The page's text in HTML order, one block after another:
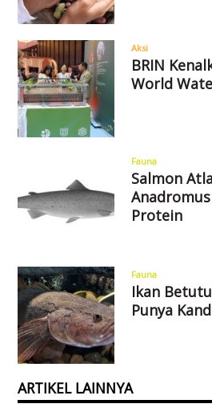
Aksi
BRIN
World
Fauna
Salmon
Protein
Fauna
Ikan
Punya
ARTIKEL LAINNYA